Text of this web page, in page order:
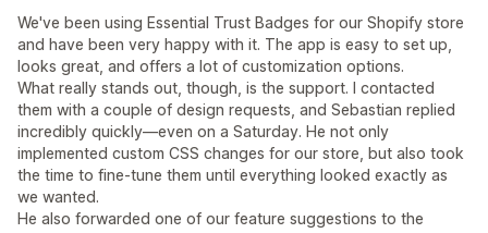
We've been using Essential Trust Badges for our Shopify store
and have been very happy with it. The app is easy to set up,
looks great, and offers a lot of customization options.
What really stands out, though, is the support. I contacted
them with a couple of design requests, and Sebastian replied
incredibly quickly—even on a Saturday. He not only
implemented custom CSS changes for our store, but also took
the time to fine-tune them until everything looked exactly as
we wanted.
He also forwarded one of our feature suggestions to the